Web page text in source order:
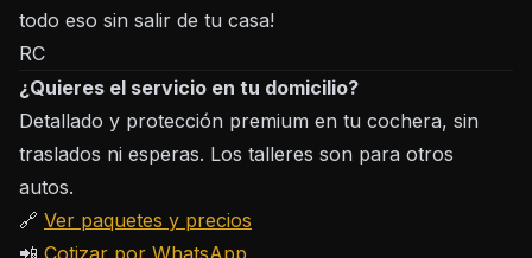
todo eso sin salir de tu casa!
RC
¿Quieres el servicio en tu domicilio?
Detallado y protección premium en tu cochera, sin
traslados ni esperas. Los talleres son para otros
autos.
🔗 Ver paquetes y precios
📲 Cotizar por WhatsApp